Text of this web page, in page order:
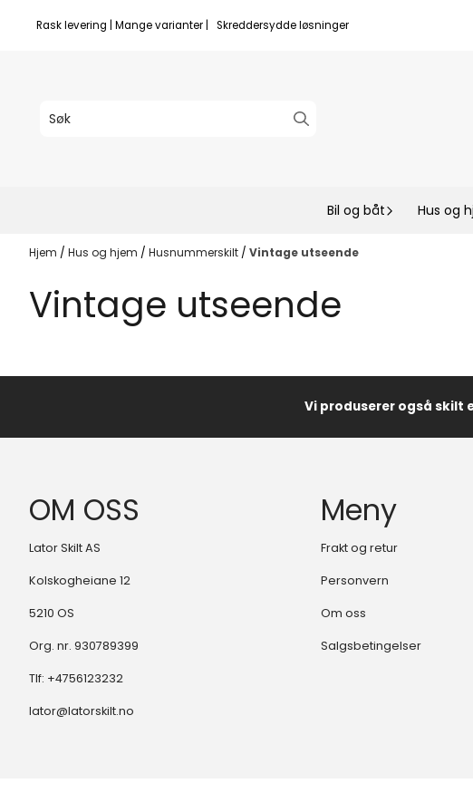
Hopp til innhold
Rask levering | Mange varianter | Skreddersydde løsninger
Bil og båt Hus og
Hjem / Hus og hjem / Husnummerskilt / Vintage utseende
Vintage utseende
Vi produserer også skilt
OM OSS
Lator Skilt AS
Kolskogheiane 12
5210 OS
Org. nr. 930789399
Tlf: +4756123232
lator@latorskilt.no
Meny
Frakt og retur
Personvern
Om oss
Salgsbetingelser